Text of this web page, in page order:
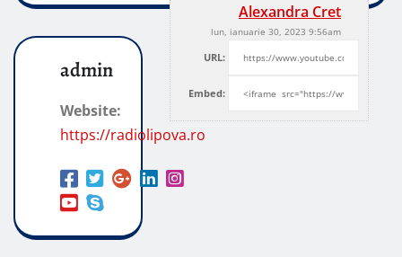
Alexandra Cret
lun, ianuarie 30, 2023 9:56am
URL:
Embed:
admin
Website:
https://radiolipova.ro